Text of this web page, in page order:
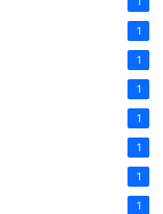
1
1
1
1
1
1
1